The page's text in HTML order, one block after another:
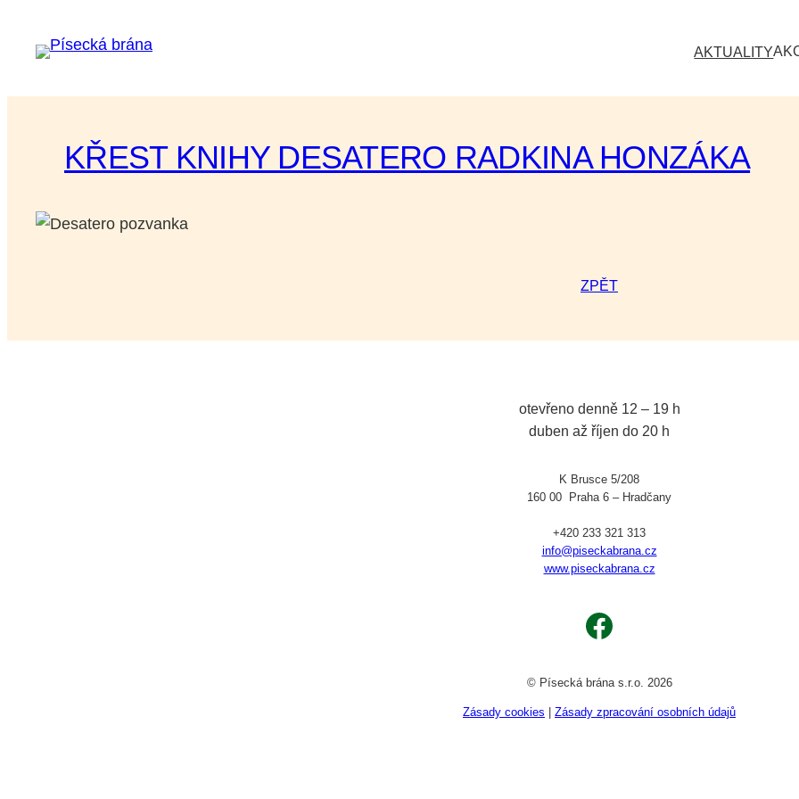
AKTUALITY
KŘEST KNIHY DESATERO RADKINA HONZÁKA
ZPĚT
otevřeno denně 12 – 19 h
duben až říjen do 20 h
K Brusce 5/208
160 00 Praha 6 – Hradčany
+420 233 321 313
info@piseckabrana.cz
www.piseckabrana.cz
Facebook
© Písecká brána s.r.o. 2026
Zásady cookies | Zásady zpracování osobních údajů